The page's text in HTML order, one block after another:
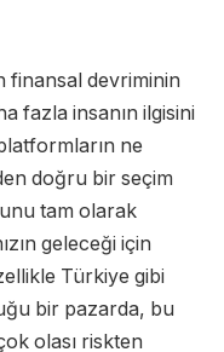
finansal devriminin
fazla insanın ilgisini
ne
doğru bir seçim
tam olarak
geleceği için
Türkiye gibi
bir pazarda, bu
olası riskten